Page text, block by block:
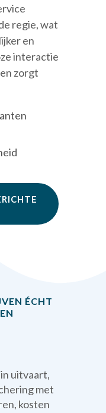
regie, wat
en
interactie
zorgt
ÉCHT
uitvaart,
met
kosten